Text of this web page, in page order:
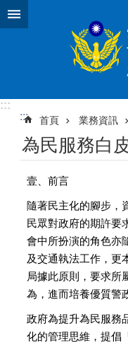
跳到主要內容區塊
:::
:::
首頁 業務資訊
為民服務白
壹、前言
隨著民主化的腳步，
民眾對政府的期許要
會中所扮演的角色亦
及交通執法工作，更
局據此原則，要求所
為，進而培養優質警
政府為提升為民服務
化的管理思維，提倡